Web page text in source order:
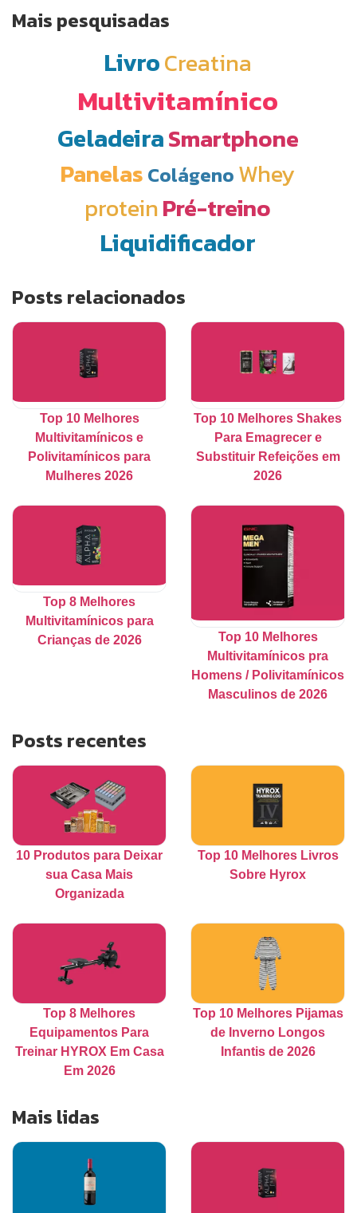
Mais pesquisadas
LivroCreatina
Multivitamínico
GeladeiraSmartphone
Panelas Colágeno Whey
proteinPré-treino
Liquidificador
Posts relacionados
Top 10 Melhores
Multivitamínicos e
Polivitamínicos para
Mulheres 2026
Top 10 Melhores Shakes
Para Emagrecer e
Substituir Refeições em
2026
Top 8 Melhores
Multivitamínicos para
Crianças de 2026
Top 10 Melhores
Multivitamínicos pra
Homens / Polivitamínicos
Masculinos de 2026
Posts recentes
10 Produtos para Deixar
sua Casa Mais
Organizada
Top 10 Melhores Livros
Sobre Hyrox
Top 8 Melhores
Equipamentos Para
Treinar HYROX Em Casa
Em 2026
Top 10 Melhores Pijamas
de Inverno Longos
Infantis de 2026
Mais lidas